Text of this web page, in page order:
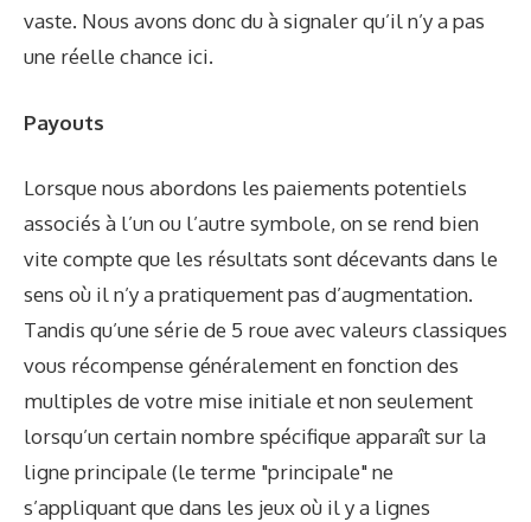
vaste. Nous avons donc du à signaler qu’il n’y a pas
une réelle chance ici.
Payouts
Lorsque nous abordons les paiements potentiels
associés à l’un ou l’autre symbole, on se rend bien
vite compte que les résultats sont décevants dans le
sens où il n’y a pratiquement pas d’augmentation.
Tandis qu’une série de 5 roue avec valeurs classiques
vous récompense généralement en fonction des
multiples de votre mise initiale et non seulement
lorsqu’un certain nombre spécifique apparaît sur la
ligne principale (le terme "principale" ne
s’appliquant que dans les jeux où il y a lignes